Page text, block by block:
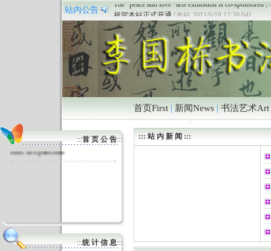
站内公告
祝贺本站正式开通 [本站 2011/6/18 12:39:04]
首页First | 新闻News | 书法艺术Art
:::首 页 公 告:::
The “peace and love” arts exhibiti
on is co-sponsored
:::统 计 信 息:::
::: 站 内 新 闻 :::